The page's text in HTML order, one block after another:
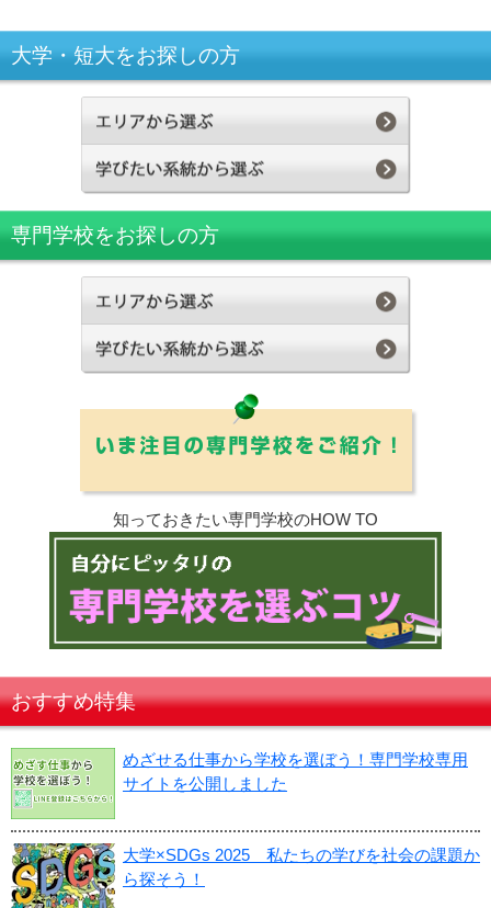
大学・短大をお探しの方
専門学校をお探しの方
知っておきたい専門学校のHOW TO
おすすめ特集
めざせる仕事から学校を選ぼう！専門学校専用
サイトを公開しました
大学×SDGs 2025 私たちの学びを社会の課題か
ら探そう！